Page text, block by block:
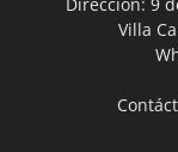
Villa